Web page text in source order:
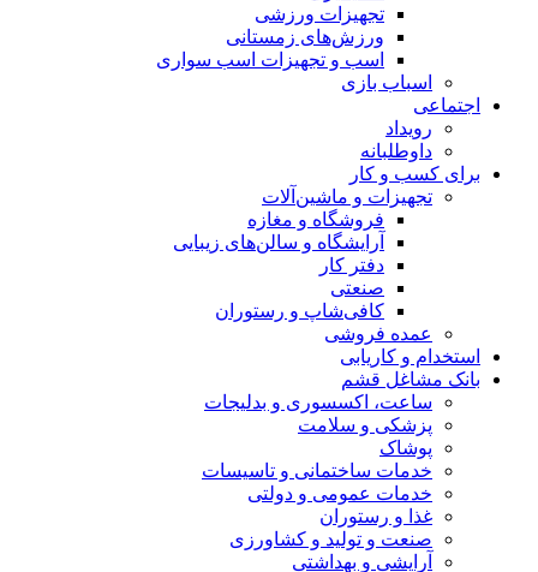
تجهیزات ورزشی
ورزش‌های زمستانی
اسب و تجهیزات اسب سواری
اسباب‌ بازی
اجتماعی
رویداد
داوطلبانه
برای کسب و کار
تجهیزات و ماشین‌آلات
فروشگاه و مغازه
آرایشگاه و سالن‌های زیبایی
دفتر کار
صنعتی
کافی‌شاپ و رستوران
عمده فروشی
استخدام و کاریابی
بانک مشاغل قشم
ساعت، اکسسوری و بدلیجات
پزشکی و سلامت
پوشاک
خدمات ساختمانی و تاسیسات
خدمات عمومی و دولتی
غذا و رستوران
صنعت و تولید و کشاورزی
آرایشی و بهداشتی